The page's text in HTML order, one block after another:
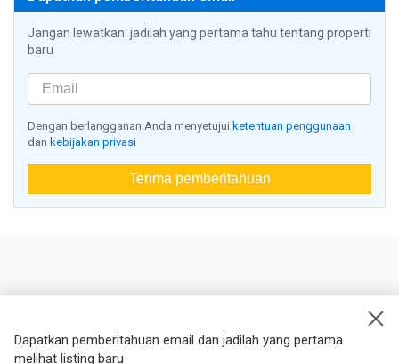
Jangan lewatkan: jadilah yang pertama tahu tentang properti
baru
Dengan berlangganan Anda menyetujui ketentuan penggunaan
dan kebijakan privasi
Terima pemberitahuan
Dapatkan pemberitahuan email dan jadilah yang pertama
melihat listing baru
Kontak kami